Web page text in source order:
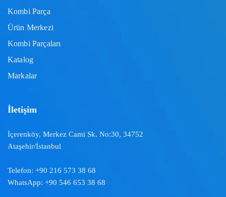
Kombi Parça
Ürün Merkezi
Kombi Parçaları
Katalog
Markalar
İletişim
İçerenköy, Merkez Cami Sk. No:30, 34752
Ataşehir/İstanbul
Telefon: +90 216 573 38 68
WhatsApp: +90 546 653 38 68